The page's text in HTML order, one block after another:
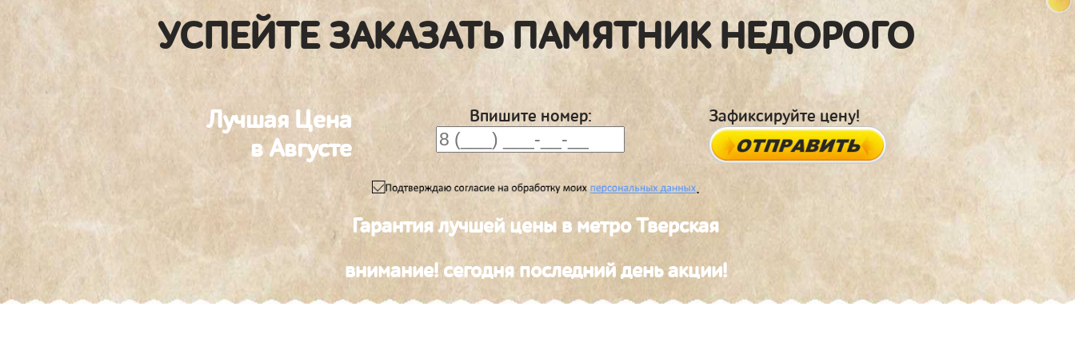
УСПЕЙТЕ ЗАКАЗАТЬ ПАМЯТНИК НЕДОРОГО
Лучшая Цена
в Августе
Впишите номер: Зафиксируйте цену!
.
Гарантия лучшей цены в метро Тверская
внимание! сегодня последний день акции!